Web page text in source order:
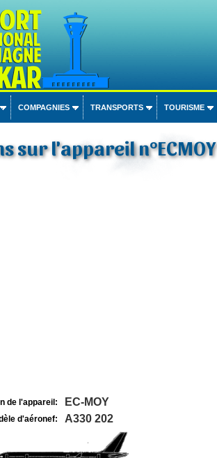
COMPAGNIES TRANSPORTS TOURISME
sur l'appareil n°ECMOY
de l'appareil: EC-MOY
d'aéronef: A330 202